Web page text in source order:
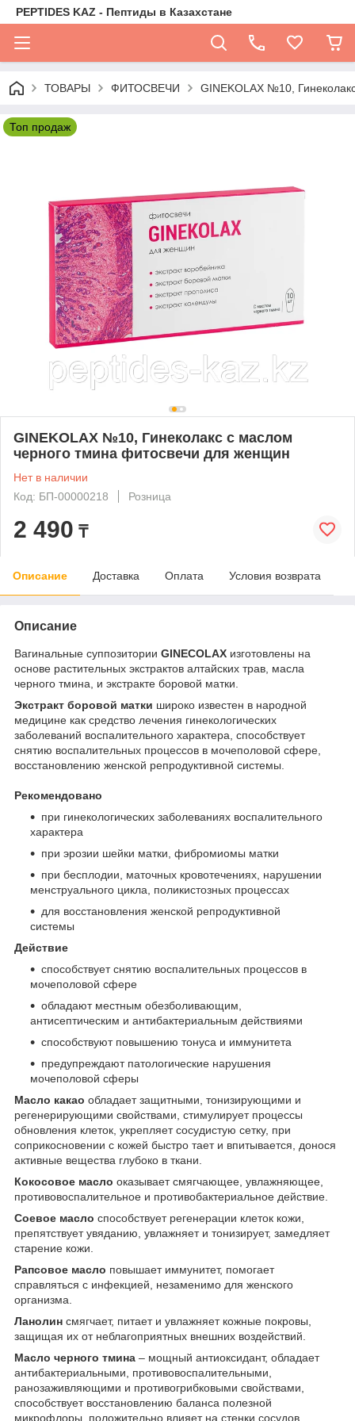
PEPTIDES KAZ - Пептиды в Казахстане
ТОВАРЫ ФИТОСВЕЧИ GINEKOLAX №10,
Топ продаж
GINEKOLAX №10, Гинеколакс с маслом
черного тмина фитосвечи для женщин
Нет в наличии
Код: БП-00000218
Розница
2 490 ₸
Описание Доставка Оплата Условия возврата
Описание
Вагинальные суппозитории GINECOLAX изготовлены на
основе растительных экстрактов алтайских трав, масла
черного тмина, и экстракте боровой матки.
Экстракт боровой матки широко известен в народной
медицине как средство лечения гинекологических
заболеваний воспалительного характера, способствует
снятию воспалительных процессов в мочеполовой сфере,
восстановлению женской репродуктивной системы.
Рекомендовано
при гинекологических заболеваниях воспалительного
характера
при эрозии шейки матки, фибромиомы матки
при бесплодии, маточных кровотечениях, нарушении
менструального цикла, поликистозных процессах
для восстановления женской репродуктивной
системы
Действие
способствует снятию воспалительных процессов в
мочеполовой сфере
обладают местным обезболивающим,
антисептическим и антибактериальным действиями
способствуют повышению тонуса и иммунитета
предупреждают патологические нарушения
мочеполовой сферы
Масло какао обладает защитными, тонизирующими и
регенерирующими свойствами, стимулирует процессы
обновления клеток, укрепляет сосудистую сетку, при
соприкосновении с кожей быстро тает и впитывается, донося
активные вещества глубоко в ткани.
Кокосовое масло оказывает смягчающее, увлажняющее,
противовоспалительное и противобактериальное действие.
Соевое масло способствует регенерации клеток кожи,
препятствует увяданию, увлажняет и тонизирует, замедляет
старение кожи.
Рапсовое масло повышает иммунитет, помогает
справляться с инфекцией, незаменимо для женского
организма.
Ланолин смягчает, питает и увлажняет кожные покровы,
защищая их от неблагоприятных внешних воздействий.
Масло черного тмина – мощный антиоксидант, обладает
антибактериальными, противовоспалительными,
ранозаживляющими и противогрибковыми свойствами,
способствует восстановлению баланса полезной
микрофлоры, положительно влияет на стенки сосудов,